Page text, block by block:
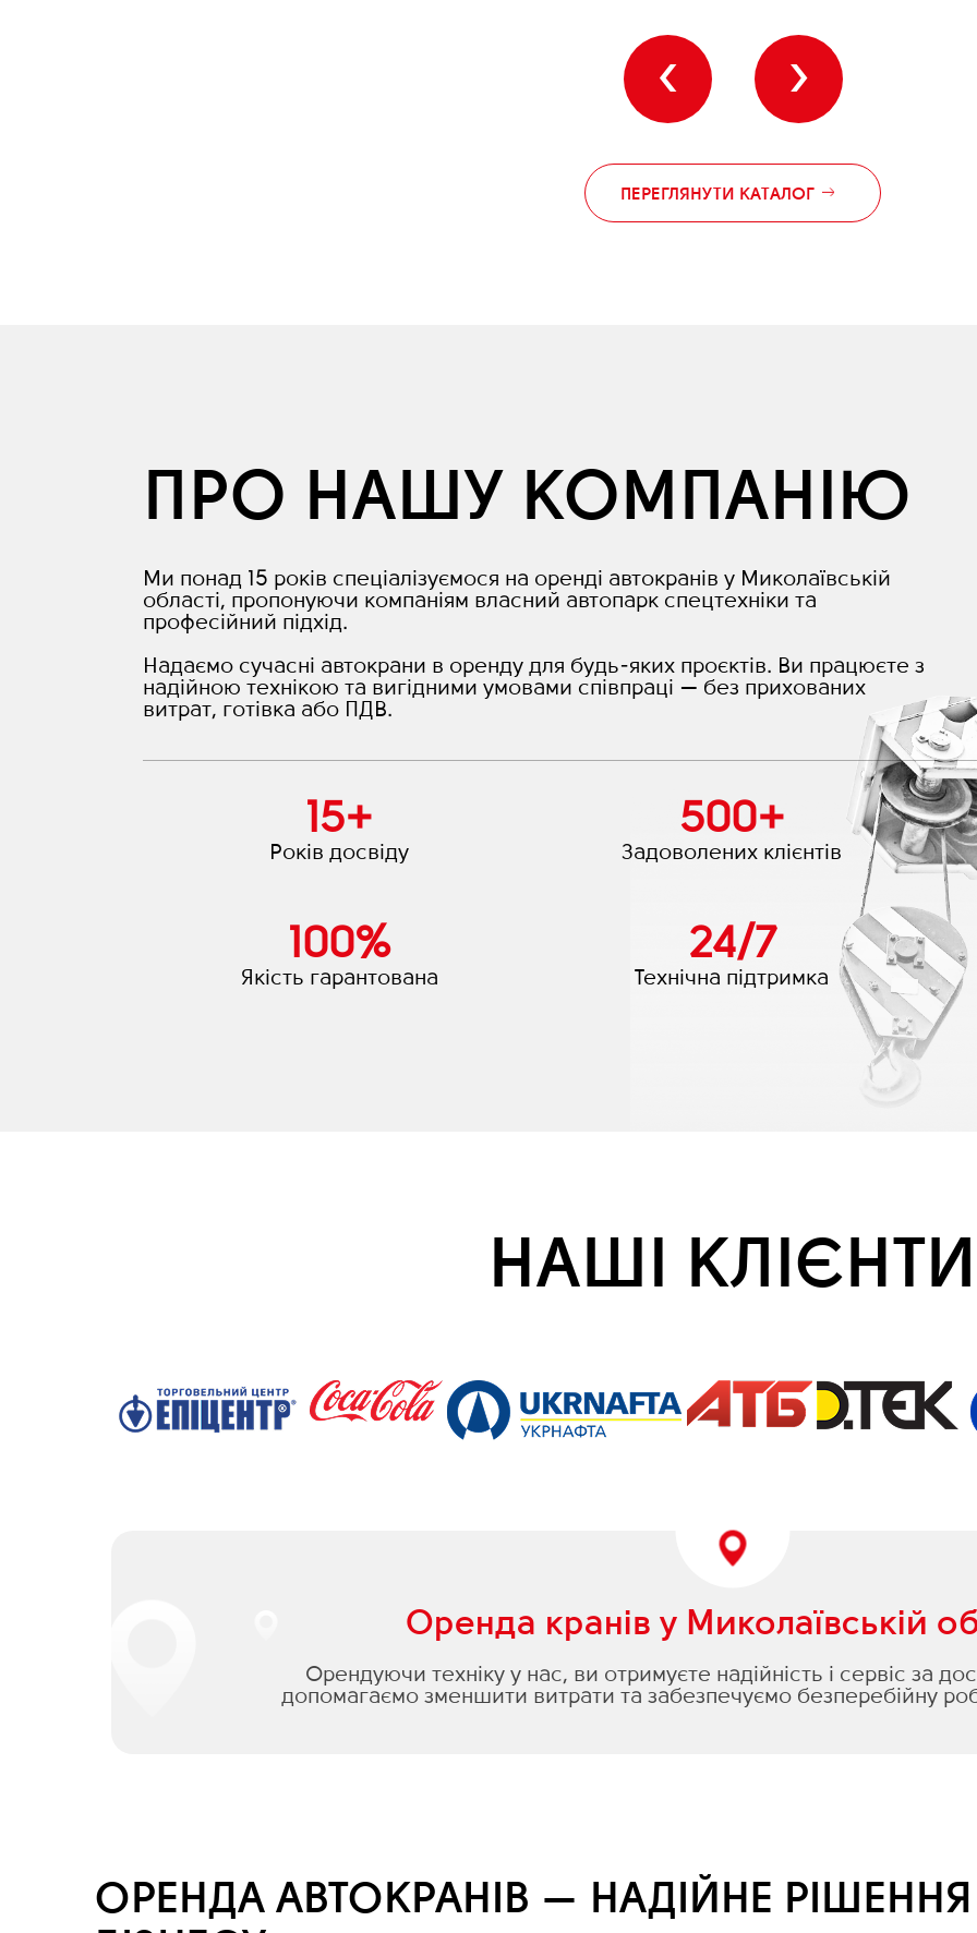
‹ ›
ПЕРЕГЛЯНУТИ КАТАЛОГ
ПРО НАШУ КОМПАНІЮ
Ми понад 15 років спеціалізуємося на оренді автокранів у Миколаївській
області, пропонуючи компаніям власний автопарк спецтехніки та
професійний підхід.
Надаємо сучасні автокрани в оренду для будь-яких проєктів. Ви працюєте з
надійною технікою та вигідними умовами співпраці — без прихованих
витрат, готівка або ПДВ.
15+
Років досвіду
500+
Задоволених клієнтів
100%
Якість гарантована
24/7
Технічна підтримка
НАШІ КЛІЄНТИ
Оренда кранів у Миколаївській
Орендуючи техніку у нас, ви отримуєте надійність і сервіс за
допомагаємо зменшити витрати та забезпечуємо безперебійну
ОРЕНДА АВТОКРАНІВ — НАДІЙНЕ